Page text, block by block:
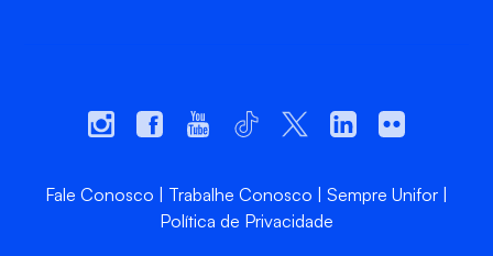
Fale Conosco Trabalhe Conosco
Sempre Unifor
Política de Privacidade